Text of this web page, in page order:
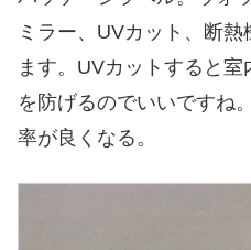
ミラー、UVカット、断
ます。UVカットすると
を防げるのでいいですね
率が良くなる。